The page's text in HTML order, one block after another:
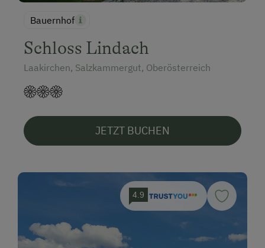
Bauernhof
Schloss Lindach
Laakirchen, Salzkammergut, Oberösterreich
JETZT BUCHEN
4.9